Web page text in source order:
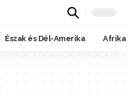
Észak és Dél-Amerika Afrika